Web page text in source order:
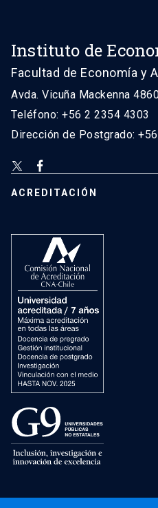
Instituto de
Facultad de Economía y
Avda. Vicuña Mackenna
Teléfono: +56 2 2354 4303
Dirección de Postgrado:
ACREDITACIÓN